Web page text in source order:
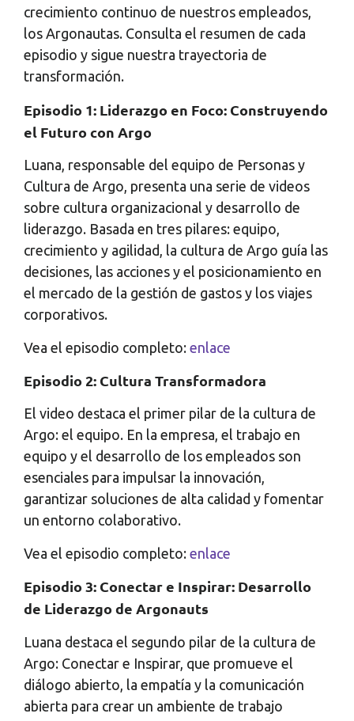
crecimiento continuo de nuestros empleados,
los Argonautas. Consulta el resumen de cada
episodio y sigue nuestra trayectoria de
transformación.
Episodio 1: Liderazgo en Foco: Construyendo
el Futuro con Argo
Luana, responsable del equipo de Personas y
Cultura de Argo, presenta una serie de videos
sobre cultura organizacional y desarrollo de
liderazgo. Basada en tres pilares: equipo,
crecimiento y agilidad, la cultura de Argo guía las
decisiones, las acciones y el posicionamiento en
el mercado de la gestión de gastos y los viajes
corporativos.
Vea el episodio completo: enlace
Episodio 2: Cultura Transformadora
El video destaca el primer pilar de la cultura de
Argo: el equipo. En la empresa, el trabajo en
equipo y el desarrollo de los empleados son
esenciales para impulsar la innovación,
garantizar soluciones de alta calidad y fomentar
un entorno colaborativo.
Vea el episodio completo: enlace
Episodio 3: Conectar e Inspirar: Desarrollo
de Liderazgo de Argonauts
Luana destaca el segundo pilar de la cultura de
Argo: Conectar e Inspirar, que promueve el
diálogo abierto, la empatía y la comunicación
abierta para crear un ambiente de trabajo